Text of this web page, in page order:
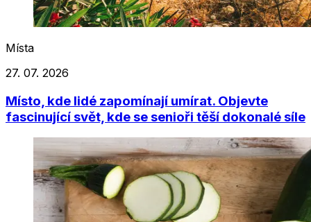
Místa
27. 07. 2026
Místo, kde lidé zapomínají umírat. Objevte
fascinující svět, kde se senioři těší dokonalé síle